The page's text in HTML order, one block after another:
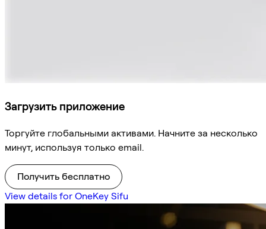
Загрузить приложение
Торгуйте глобальными активами. Начните за несколько
минут, используя только email.
Получить бесплатно
View details for OneKey Sifu